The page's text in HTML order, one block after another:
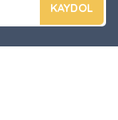
KAYDOL